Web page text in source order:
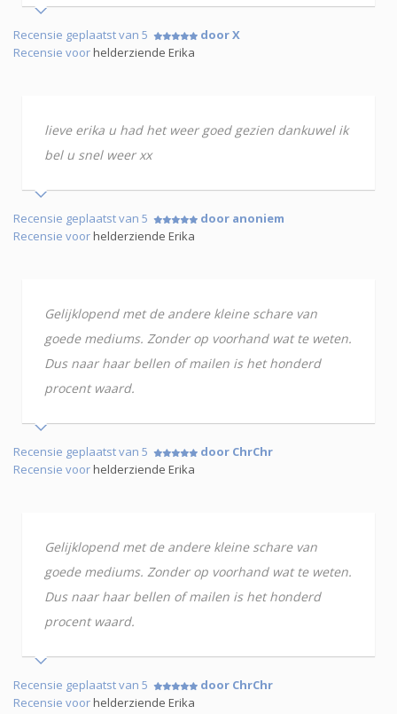
Recensie geplaatst van 5
door X
Recensie voorhelderziende Erika
lieve erika u had het weer goed gezien dankuwel ik
bel u snel weer xx
Recensie geplaatst van 5
door anoniem
Recensie voorhelderziende Erika
Gelijklopend met de andere kleine schare van
goede mediums. Zonder op voorhand wat te weten.
Dus naar haar bellen of mailen is het honderd
procent waard.
Recensie geplaatst van 5
door ChrChr
Recensie voorhelderziende Erika
Gelijklopend met de andere kleine schare van
goede mediums. Zonder op voorhand wat te weten.
Dus naar haar bellen of mailen is het honderd
procent waard.
Recensie geplaatst van 5
door ChrChr
Recensie voorhelderziende Erika